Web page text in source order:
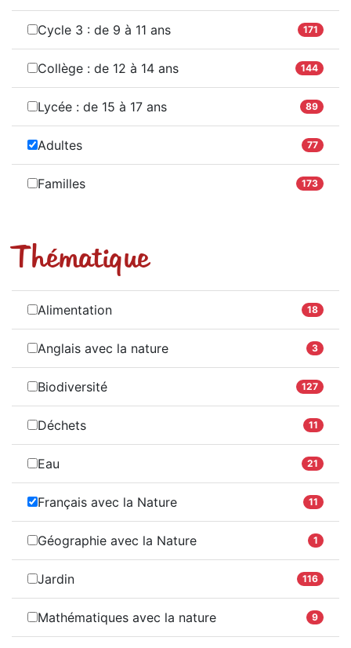
Cycle 3 : de 9 à 11 ans 171
Collège : de 12 à 14 ans 144
Lycée : de 15 à 17 ans 89
Adultes 77
Familles 173
Thématique
Alimentation 18
Anglais avec la nature 3
Biodiversité 127
Déchets 11
Eau 21
Français avec la Nature 11
Géographie avec la Nature 1
Jardin 116
Mathématiques avec la nature 9